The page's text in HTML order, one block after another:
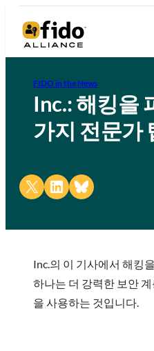
FIDO in the News
Inc.: 해킹을
가지 전문가
Share on X Share on LinkedIn
Share on Bluesky
Inc.의 이 기사에서 해킹
하나는 더 강력한 보안
을 사용하는 것입니다.